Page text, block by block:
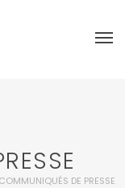
COMMUNIQUÉS DE PRESSE